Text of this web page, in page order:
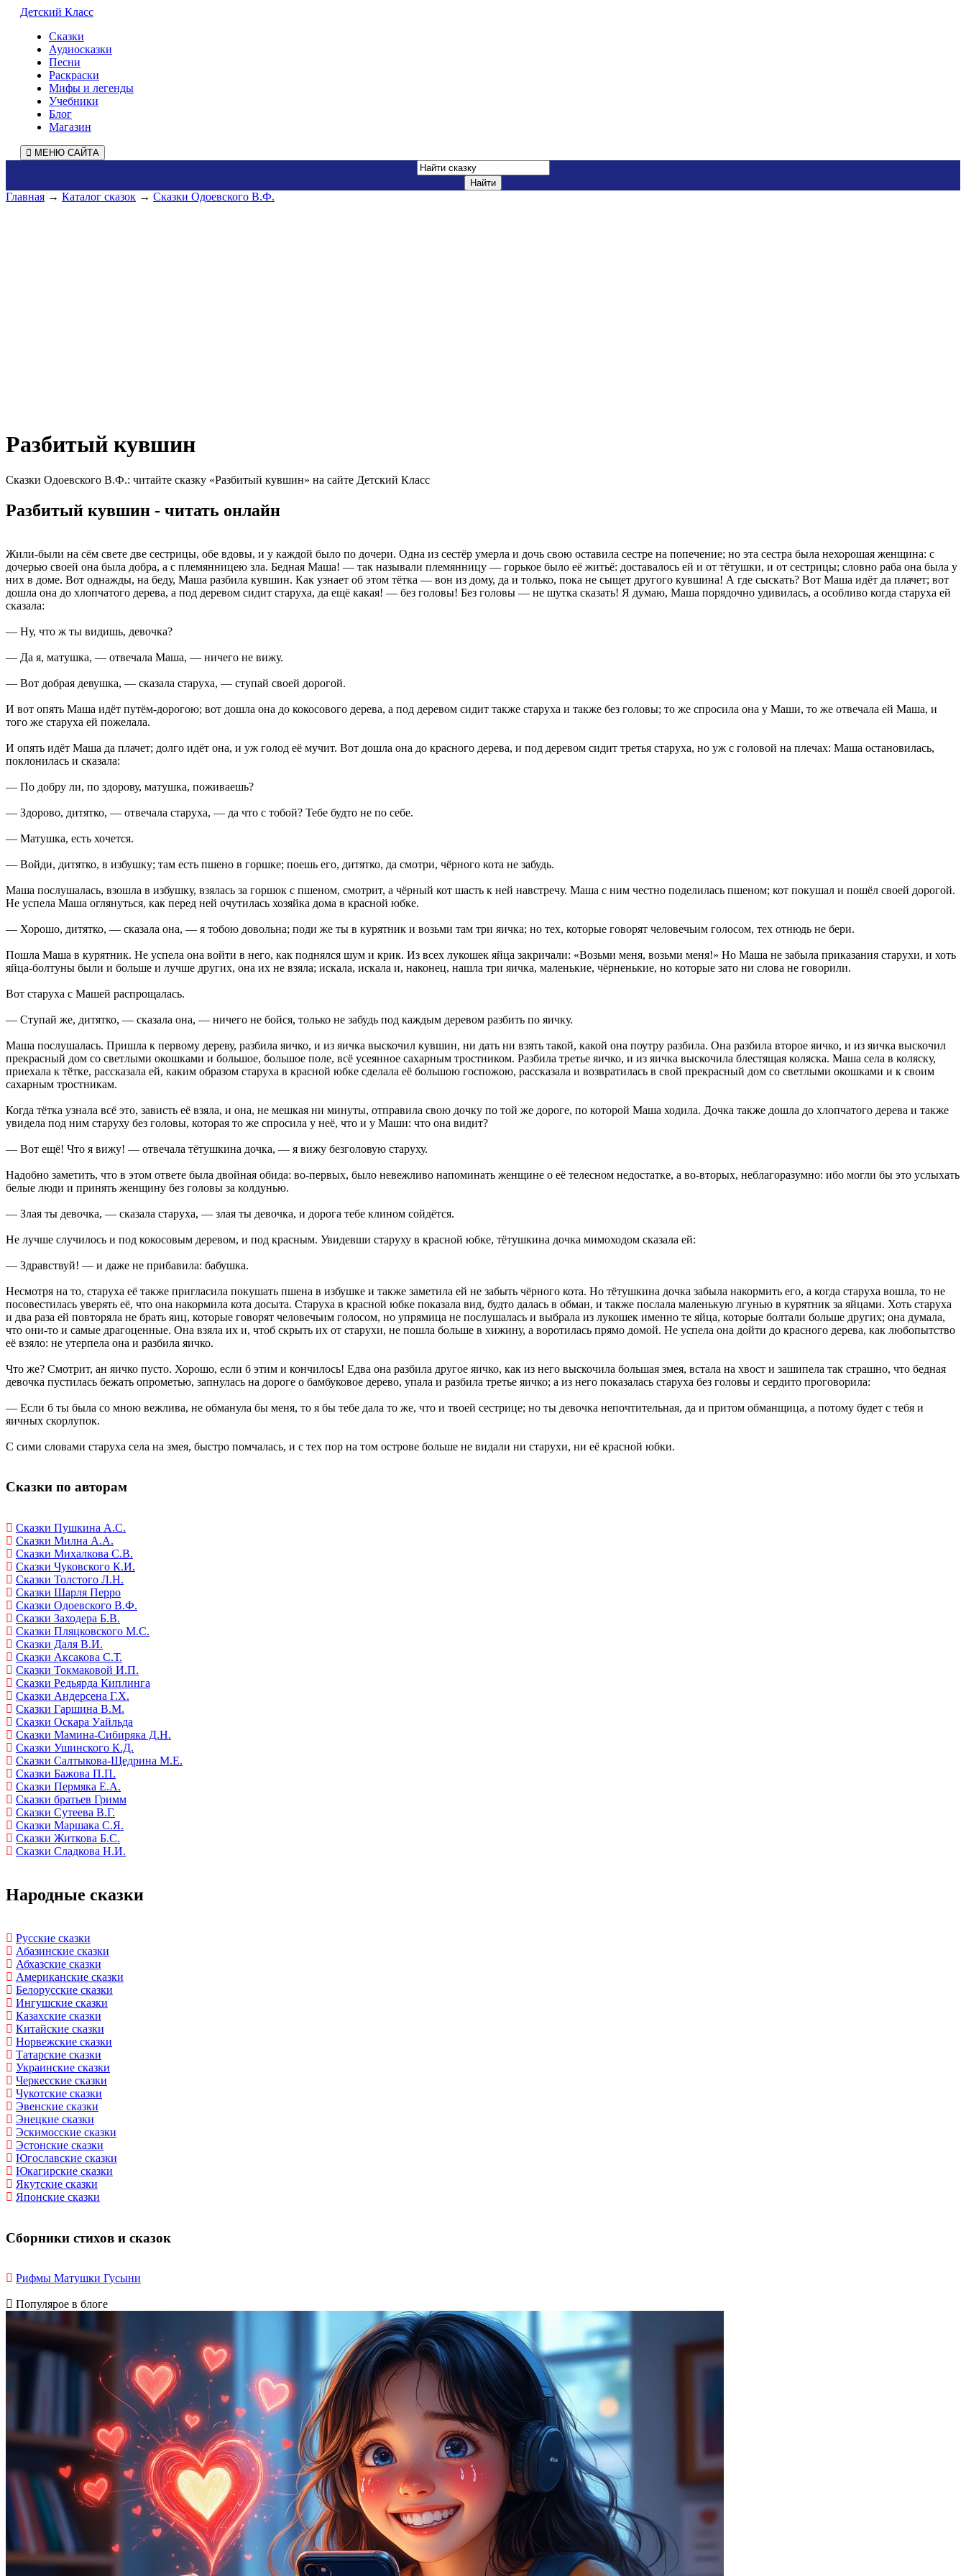
Детский Класс
Сказки
Аудиосказки
Песни
Раскраски
Мифы и легенды
Учебники
Блог
Магазин
МЕНЮ САЙТА
Главная → Каталог сказок → Сказки Одоевского В.Ф.
Разбитый кувшин
Сказки Одоевского В.Ф.: читайте сказку «Разбитый кувшин» на сайте Детский Класс
Разбитый кувшин - читать онлайн
Жили-были на сём свете две сестрицы, обе вдовы, и у каждой было по дочери. Одна из сестёр умерла и дочь свою оставила сестре на попечение; но эта сестра была нехорошая женщина: с
дочерью своей она была добра, а с племянницею зла. Бедная Маша! — так называли племянницу — горькое было её житьё: доставалось ей и от тётушки, и от сестрицы; словно раба она была у
них в доме. Вот однажды, на беду, Маша разбила кувшин. Как узнает об этом тётка — вон из дому, да и только, пока не сыщет другого кувшина! А где сыскать? Вот Маша идёт да плачет; вот
дошла она до хлопчатого дерева, а под деревом сидит старуха, да ещё какая! — без головы! Без головы — не шутка сказать! Я думаю, Маша порядочно удивилась, а особливо когда старуха ей
сказала:
— Ну, что ж ты видишь, девочка?
— Да я, матушка, — отвечала Маша, — ничего не вижу.
— Вот добрая девушка, — сказала старуха, — ступай своей дорогой.
И вот опять Маша идёт путём-дорогою; вот дошла она до кокосового дерева, а под деревом сидит также старуха и также без головы; то же спросила она у Маши, то же отвечала ей Маша, и
того же старуха ей пожелала.
И опять идёт Маша да плачет; долго идёт она, и уж голод её мучит. Вот дошла она до красного дерева, и под деревом сидит третья старуха, но уж с головой на плечах: Маша остановилась,
поклонилась и сказала:
— По добру ли, по здорову, матушка, поживаешь?
— Здорово, дитятко, — отвечала старуха, — да что с тобой? Тебе будто не по себе.
— Матушка, есть хочется.
— Войди, дитятко, в избушку; там есть пшено в горшке; поешь его, дитятко, да смотри, чёрного кота не забудь.
Маша послушалась, взошла в избушку, взялась за горшок с пшеном, смотрит, а чёрный кот шасть к ней навстречу. Маша с ним честно поделилась пшеном; кот покушал и пошёл своей дорогой.
Не успела Маша оглянуться, как перед ней очутилась хозяйка дома в красной юбке.
— Хорошо, дитятко, — сказала она, — я тобою довольна; поди же ты в курятник и возьми там три яичка; но тех, которые говорят человечьим голосом, тех отнюдь не бери.
Пошла Маша в курятник. Не успела она войти в него, как поднялся шум и крик. Из всех лукошек яйца закричали: «Возьми меня, возьми меня!» Но Маша не забыла приказания старухи, и хоть
яйца-болтуны были и больше и лучше других, она их не взяла; искала, искала и, наконец, нашла три яичка, маленькие, чёрненькие, но которые зато ни слова не говорили.
Вот старуха с Машей распрощалась.
— Ступай же, дитятко, — сказала она, — ничего не бойся, только не забудь под каждым деревом разбить по яичку.
Маша послушалась. Пришла к первому дереву, разбила яичко, и из яичка выскочил кувшин, ни дать ни взять такой, какой она поутру разбила. Она разбила второе яичко, и из яичка выскочил
прекрасный дом со светлыми окошками и большое, большое поле, всё усеянное сахарным тростником. Разбила третье яичко, и из яичка выскочила блестящая коляска. Маша села в коляску,
приехала к тётке, рассказала ей, каким образом старуха в красной юбке сделала её большою госпожою, рассказала и возвратилась в свой прекрасный дом со светлыми окошками и к своим
сахарным тростникам.
Когда тётка узнала всё это, зависть её взяла, и она, не мешкая ни минуты, отправила свою дочку по той же дороге, по которой Маша ходила. Дочка также дошла до хлопчатого дерева и также
увидела под ним старуху без головы, которая то же спросила у неё, что и у Маши: что она видит?
— Вот ещё! Что я вижу! — отвечала тётушкина дочка, — я вижу безголовую старуху.
Надобно заметить, что в этом ответе была двойная обида: во-первых, было невежливо напоминать женщине о её телесном недостатке, а во-вторых, неблагоразумно: ибо могли бы это услыхать
белые люди и принять женщину без головы за колдунью.
— Злая ты девочка, — сказала старуха, — злая ты девочка, и дорога тебе клином сойдётся.
Не лучше случилось и под кокосовым деревом, и под красным. Увидевши старуху в красной юбке, тётушкина дочка мимоходом сказала ей:
— Здравствуй! — и даже не прибавила: бабушка.
Несмотря на то, старуха её также пригласила покушать пшена в избушке и также заметила ей не забыть чёрного кота. Но тётушкина дочка забыла накормить его, а когда старуха вошла, то не
посовестилась уверять её, что она накормила кота досыта. Старуха в красной юбке показала вид, будто далась в обман, и также послала маленькую лгунью в курятник за яйцами. Хоть старуха
и два раза ей повторяла не брать яиц, которые говорят человечьим голосом, но упрямица не послушалась и выбрала из лукошек именно те яйца, которые болтали больше других; она думала,
что они-то и самые драгоценные. Она взяла их и, чтоб скрыть их от старухи, не пошла больше в хижину, а воротилась прямо домой. Не успела она дойти до красного дерева, как любопытство
её взяло: не утерпела она и разбила яичко.
Что же? Смотрит, ан яичко пусто. Хорошо, если б этим и кончилось! Едва она разбила другое яичко, как из него выскочила большая змея, встала на хвост и зашипела так страшно, что бедная
девочка пустилась бежать опрометью, запнулась на дороге о бамбуковое дерево, упала и разбила третье яичко; а из него показалась старуха без головы и сердито проговорила:
— Если б ты была со мною вежлива, не обманула бы меня, то я бы тебе дала то же, что и твоей сестрице; но ты девочка непочтительная, да и притом обманщица, а потому будет с тебя и
яичных скорлупок.
С сими словами старуха села на змея, быстро помчалась, и с тех пор на том острове больше не видали ни старухи, ни её красной юбки.
Сказки по авторам
Сказки Пушкина А.С.
Сказки Милна А.А.
Сказки Михалкова С.В.
Сказки Чуковского К.И.
Сказки Толстого Л.Н.
Сказки Шарля Перро
Сказки Одоевского В.Ф.
Сказки Заходера Б.В.
Сказки Пляцковского М.С.
Сказки Даля В.И.
Сказки Аксакова С.Т.
Сказки Токмаковой И.П.
Сказки Редьярда Киплинга
Сказки Андерсена Г.Х.
Сказки Гаршина В.М.
Сказки Оскара Уайльда
Сказки Мамина-Сибиряка Д.Н.
Сказки Ушинского К.Д.
Сказки Салтыкова-Щедрина М.Е.
Сказки Бажова П.П.
Сказки Пермяка Е.А.
Сказки братьев Гримм
Сказки Сутеева В.Г.
Сказки Маршака С.Я.
Сказки Житкова Б.С.
Сказки Сладкова Н.И.
Народные сказки
Русские сказки
Абазинские сказки
Абхазские сказки
Американские сказки
Белорусские сказки
Ингушские сказки
Казахские сказки
Китайские сказки
Норвежские сказки
Татарские сказки
Украинские сказки
Черкесские сказки
Чукотские сказки
Эвенские сказки
Энецкие сказки
Эскимосские сказки
Эстонские сказки
Югославские сказки
Юкагирские сказки
Якутские сказки
Японские сказки
Сборники стихов и сказок
Рифмы Матушки Гусыни
Популярое в блоге